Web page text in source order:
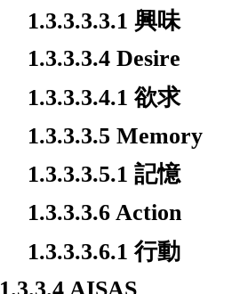
1.3.3.3.3.1 興味
1.3.3.3.4 Desire
1.3.3.3.4.1 欲求
1.3.3.3.5 Memory
1.3.3.3.5.1 記憶
1.3.3.3.6 Action
1.3.3.3.6.1 行動